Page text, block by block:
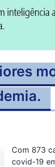
Com 873
covid-19